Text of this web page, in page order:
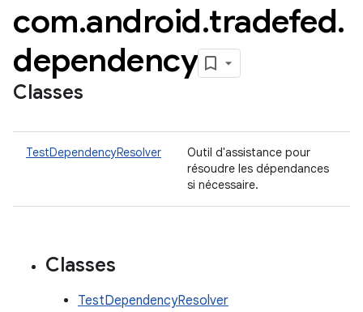
com.android.tradefed.
dependency
Classes
TestDependencyResolver
Outil d'assistance pour
résoudre les dépendances
si nécessaire.
Classes
TestDependencyResolver